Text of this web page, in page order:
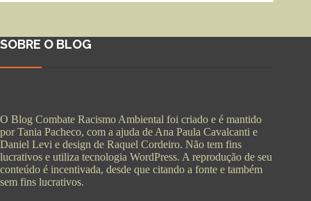
SOBRE O BLOG
O Blog Combate Racismo Ambiental foi criado e é mantido
por Tania Pacheco, com a ajuda de Ana Paula Cavalcanti e
Daniel Levi e design de Raquel Cordeiro. Não tem fins
lucrativos e utiliza tecnologia WordPress. A reprodução de seu
conteúdo é incentivada, desde que citando a fonte e também
sem fins lucrativos.